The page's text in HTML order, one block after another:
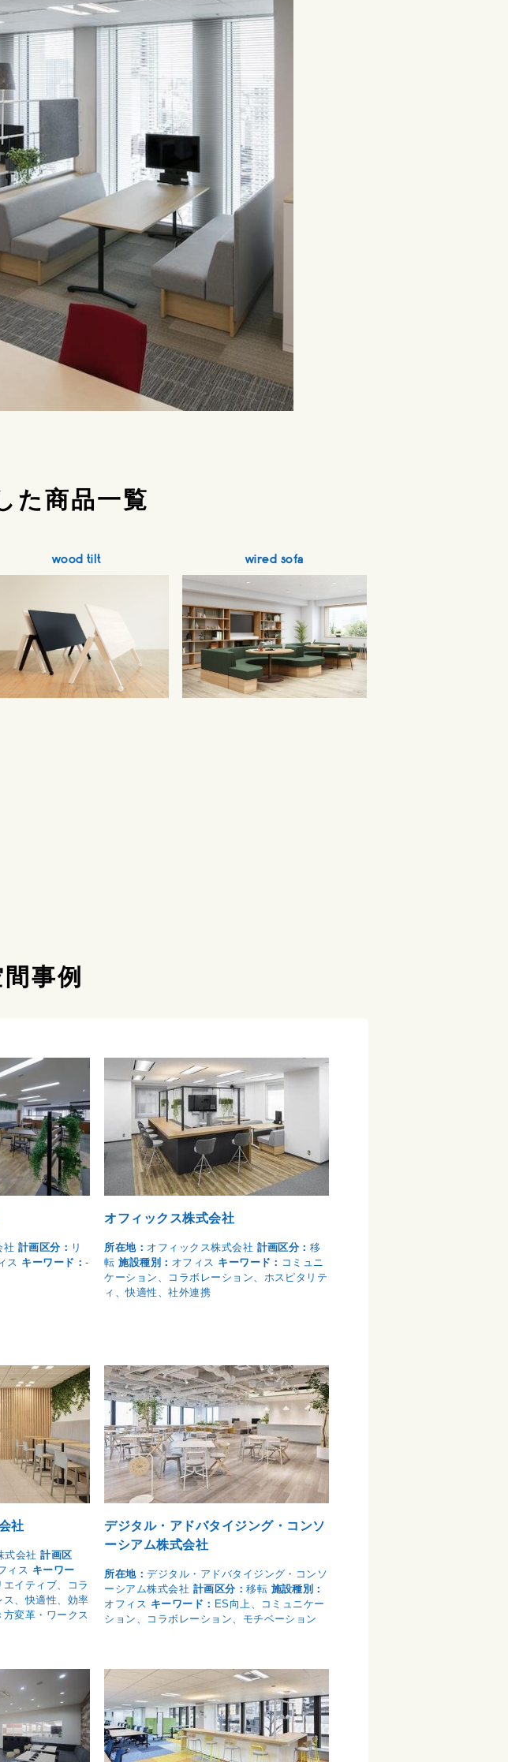
た商品一覧
wood tilt wired sofa
事例
社 計画区分： リ
ス キーワード：-
オフィックス株式会社
所在地： オフィックス株式会社 計画区分： 移
転施設種別： オフィス キーワード： コミュニ
ケーション、コラボレーション、ホスピタリテ
ィ、快適性、社外連携
社
式会社計画区
ィス キーワー
イティブ、コラ
、快適性、効率
変革・ワークス
デジタル・アドバタイジング・コンソ
ーシアム株式会社
所在地：デジタル・アドバタイジング・コンソ
ーシアム株式会社 計画区分：移転 施設種別：
オフィス キーワード： ES向上、コミュニケー
ション、コラボレーション、モチベーション